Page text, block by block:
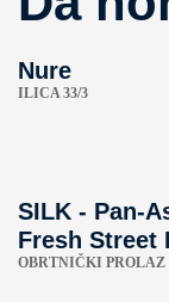
Nure
ILICA 33/3
SILK - Pan-
Fresh Street
OBRTNIČKI PROLAZ